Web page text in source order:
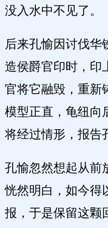
没入水中不见了。
后来孔愉因讨伐华
造侯爵官印时，印
官将它融毁，重新
模型正直，龟纽向
将经过情形，报告
孔愉忽然想起从前
恍然明白，如今得
报，于是保留这颗